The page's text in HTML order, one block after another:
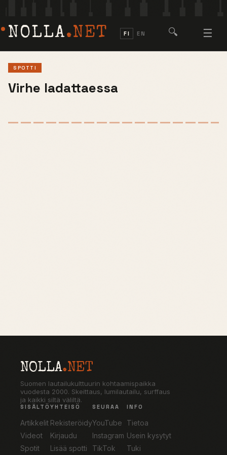
NOLLA.NET FI EN 🔍 ☰
SPOTTI
Virhe ladattaessa
NOLLA.NET
Suomen lautailukulttuurin kohtaamispaikka
vuodesta 2000. Skeittaus, lumilautailu, surffaus
ja kaikki siltä väliltä.
SISÄLTÖ
Artikkelit
Videot
Spotit
YHTEISÖ
Rekisteröidy
Kirjaudu
Lisää spotti
SEURAA
YouTube
Instagram
TikTok
INFO
Tietoa
Usein kysytyt
Tuki